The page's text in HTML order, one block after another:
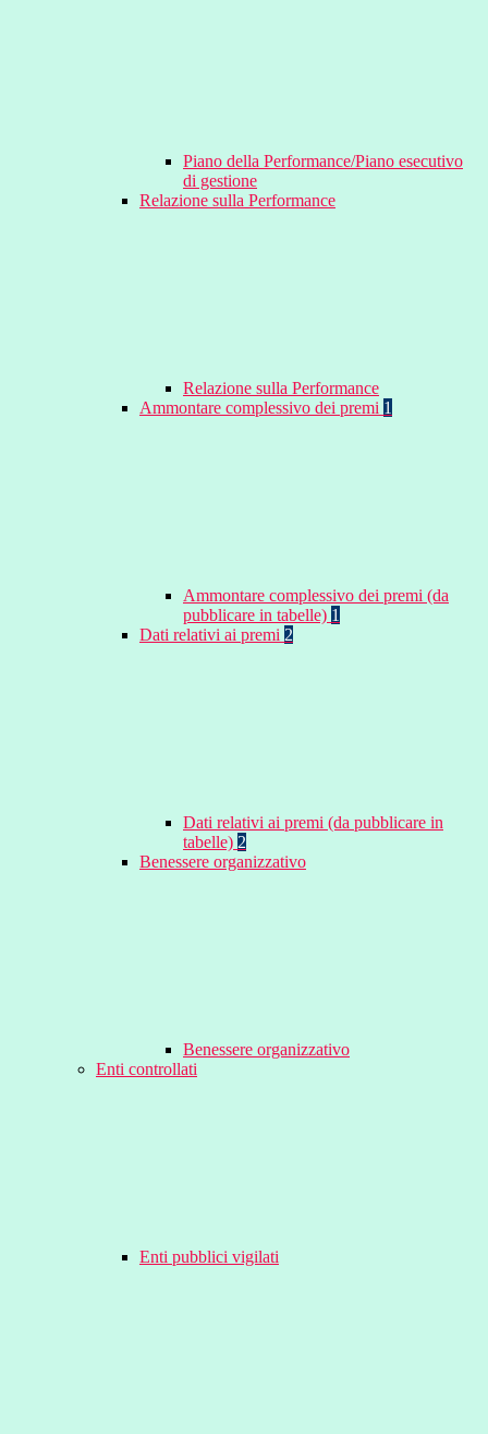
Piano della Performance/Piano esecutivo
di gestione
Relazione sulla Performance
Relazione sulla Performance
Ammontare complessivo dei premi 1
Ammontare complessivo dei premi (da
pubblicare in tabelle) 1
Dati relativi ai premi 2
Dati relativi ai premi (da pubblicare in
tabelle) 2
Benessere organizzativo
Benessere organizzativo
Enti controllati
Enti pubblici vigilati